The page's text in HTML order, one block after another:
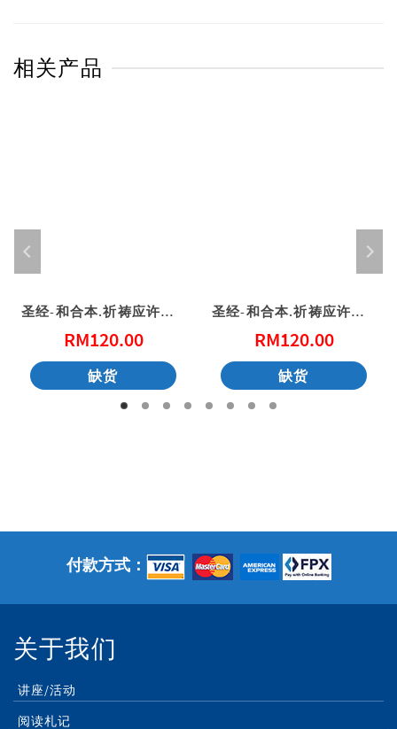
相关产品
圣经-和合本.祈祷应许版.拇指版.红色仿皮面.金边.拉链（简体）
RM120.00
缺货
圣经-和合本.祈祷应许版.拇指版.蓝色仿皮面.银边.拉链（简体）
RM120.00
缺货
付款方式：
关于我们
讲座/活动
阅读札记